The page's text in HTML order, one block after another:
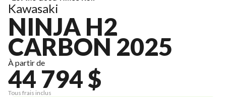
Kawasaki
NINJA H2
CARBON 2025
À partir de
44 794 $
Tous frais inclus